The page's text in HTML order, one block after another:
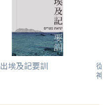
出埃及記要訓 從
神